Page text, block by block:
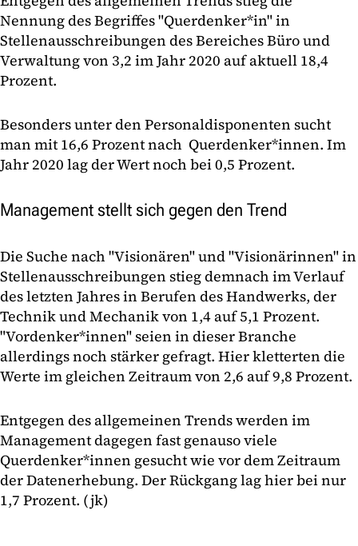
Nennung des Begriffes "Querdenker*in" in
Stellenausschreibungen des Bereiches Büro und
Verwaltung von 3,2 im Jahr 2020 auf aktuell 18,4
Prozent.
Besonders unter den Personaldisponenten sucht
man mit 16,6 Prozent nach Querdenker*innen. Im
Jahr 2020 lag der Wert noch bei 0,5 Prozent.
Management stellt sich gegen den Trend
Die Suche nach "Visionären" und "Visionärinnen" in
Stellenausschreibungen stieg demnach im Verlauf
des letzten Jahres in Berufen des Handwerks, der
Technik und Mechanik von 1,4 auf 5,1 Prozent.
"Vordenker*innen" seien in dieser Branche
allerdings noch stärker gefragt. Hier kletterten die
Werte im gleichen Zeitraum von 2,6 auf 9,8 Prozent.
Entgegen des allgemeinen Trends werden im
Management dagegen fast genauso viele
Querdenker*innen gesucht wie vor dem Zeitraum
der Datenerhebung. Der Rückgang lag hier bei nur
1,7 Prozent. (jk)